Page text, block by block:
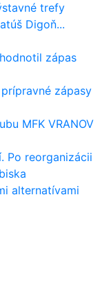
trefy
Digoň...
zápas
zápasy
MFK VRANOV
Po reorganizácii
alternatívami